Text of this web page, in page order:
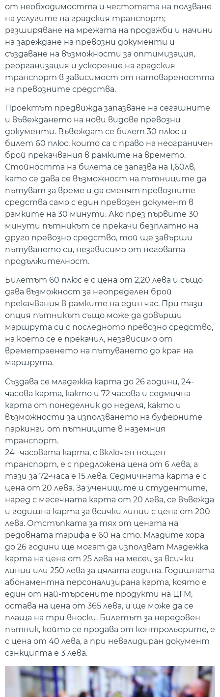
от необходимостта и честотата на ползване
на услугите на градския транспорт;
разширяване на мрежата на продажби и начини
на зареждане на превозни документи и
създаване на възможности за оптимизация,
реорганизация и ускорение на градския
транспорт в зависимост от натовареността
на превозните средства.
Проектът предвижда запазване на сегашните
и въвеждането на нови видове превозни
документи. Въвеждат се билет 30 плюс и
билет 60 плюс, които са с право на неограничен
брой прекачвания в рамките на времето.
Стойността на билета се запазва на 1,60лв,
като се дава се възможност на пътниците да
пътуват за време и да сменят превозните
средства само с един превозен документ в
рамките на 30 минути. Ако през първите 30
минути пътникът се прекачи безплатно на
друго превозно средство, той ще завърши
пътуването си, независимо от неговата
продължителност.
Билетът 60 плюс е с цена от 2,20 лева и също
дава възможност за неопределен брой
прекачвания в рамките на един час. При тази
опция пътникът също може да довърши
маршрута си с последното превозно средство,
на което се е прекачил, независимо от
времетраенето на пътуването до края на
маршрута.
Създава се младежка карта до 26 години, 24-
часова карта, както и 72 часова и седмична
карта от понеделник до неделя, както и
възможности за използването на буферните
паркинги от пътниците в наземния
транспорт.
24 -часовата карта, с включен нощен
транспорт, е с предложена цена от 6 лева, а
тази за 72-часа е 15 лева. Седмичната карта е с
цена от 20 лева. За учениците и студентите,
наред с месечната карта от 20 лева, се въвежда
и годишна карта за всички линии с цена от 200
лева. Отстъпката за тях от цената на
редовната тарифа е 60 на сто. Младите хора
до 26 години ще могат да използват Младежка
карта на цена от 25 лева на месец за всички
линии или 250 лева за цялата година. Годишната
абонаментна персонализирана карта, която е
един от най-търсените продукти на ЦГМ,
остава на цена от 365 лева, и ще може да се
плаща на три вноски. Билетът за нередовен
пътник, който се продава от контрольорите, е
с цена от 40 лева, а при невалидиран документ
санкцията е 3 лева.